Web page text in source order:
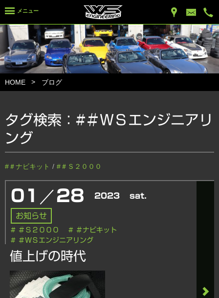
メニュー
HOME ブログ
タグ検索： #＃ＷＳエンジニアリ
ング
#＃ナビキット #＃Ｓ２０００
01 ／28 2023 sat.
お知らせ
# ＃Ｓ２０００
# ＃ナビキット
# ＃ＷＳエンジニアリング
値上げの時代